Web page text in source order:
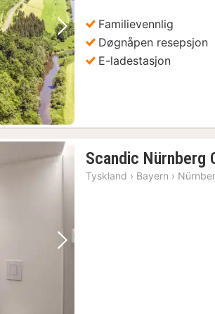
Neste bilde
Familievennlig
Døgnåpen resepsjon
E-ladestasjon
Neste bilde
Scandic Nürnberg
Tyskland › Bayern ›